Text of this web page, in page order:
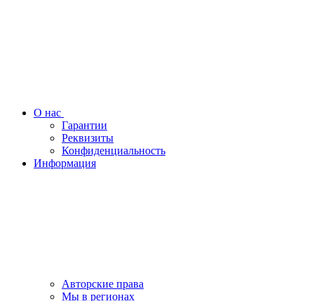
О нас
Гарантии
Реквизиты
Конфиденциальность
Информация
Авторские права
Мы в регионах